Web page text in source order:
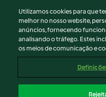
Termos de Utilização
Aviso sobre Proteção de Dados
Aviso
Apoio legal
Conteúdo do relatório
Utilizamos cookies para que
melhor no nosso website,
anúncios, fornecendo
analisando o tráfego. Estes
os meios de comunicação e